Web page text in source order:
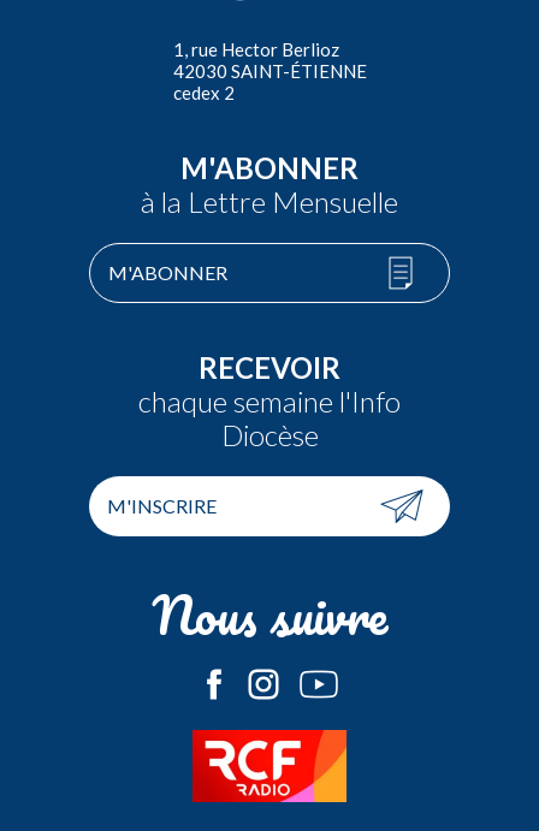
1, rue Hector Berlioz
42030 SAINT-ÉTIENNE
cedex 2
M'ABONNER
à la Lettre Mensuelle
M'ABONNER
RECEVOIR
chaque semaine l'Info
Diocèse
M'INSCRIRE
Nous suivre